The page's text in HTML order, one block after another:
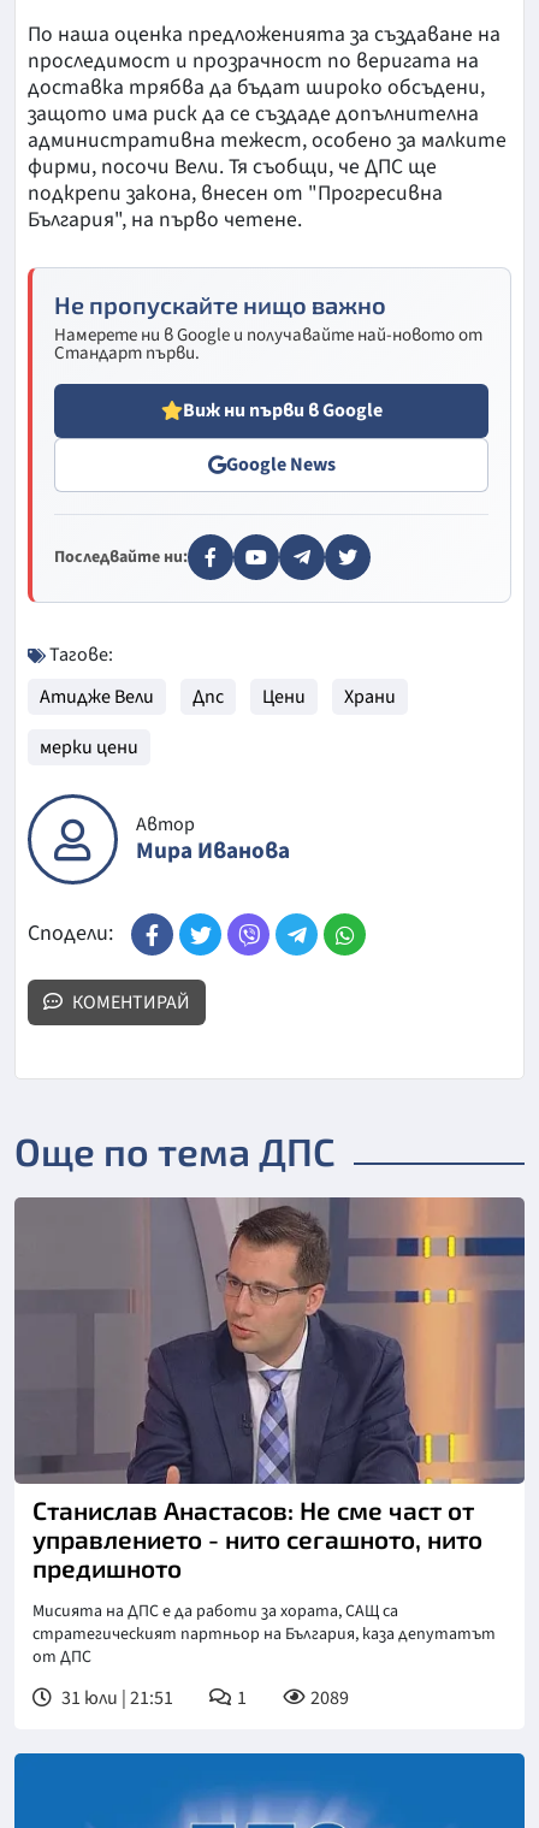
По наша оценка предложенията за създаване на
проследимост и прозрачност по веригата на
доставка трябва да бъдат широко обсъдени,
защото има риск да се създаде допълнителна
административна тежест, особено за малките
фирми, посочи Вели. Тя съобщи, че ДПС ще
подкрепи закона, внесен от "Прогресивна
България", на първо четене.
Не пропускайте нищо важно
Намерете ни в Google и получавайте най-новото от
Стандарт първи.
Виж ни първи в Google
Google News
Последвайте ни:
Тагове:
Атидже Вели
Дпс Цени
Храни
мерки цени
Автор
Мира Иванова
Сподели:
КОМЕНТИРАЙ
Още по тема ДПС
Станислав Анастасов: Не сме част от
управлението - нито сегашното, нито
предишното
Мисията на ДПС е да работи за хората, САЩ са
стратегическият партньор на България, каза депутатът
от ДПС
31 юли | 21:51 1 2089